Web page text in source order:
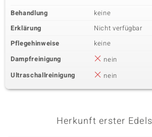
Behandlung
keine
Erklärung
Nicht verfügbar
Pflegehinweise
keine
Dampfreinigung
nein
Ultraschallreinigung
nein
Herkunft erster